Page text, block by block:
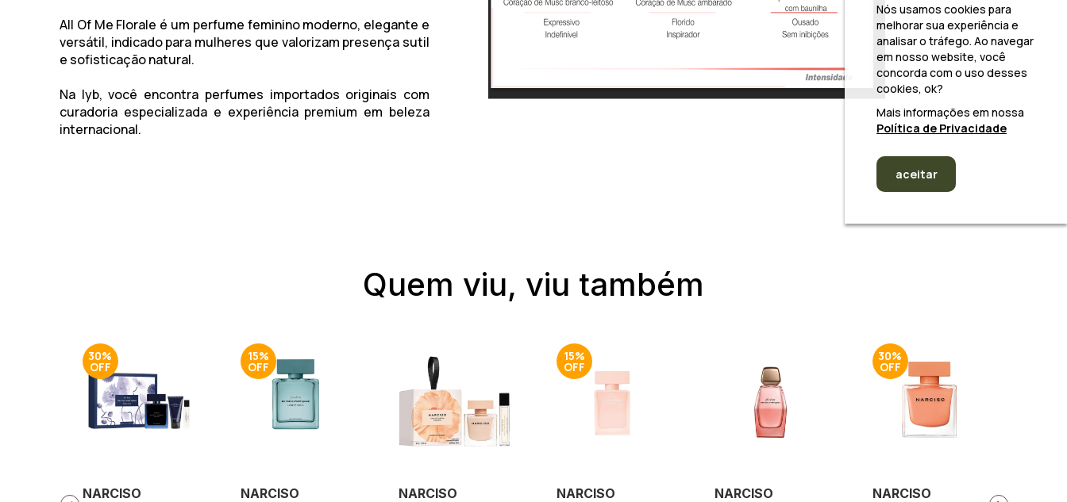
All Of Me Florale é um perfume feminino moderno, elegante e
versátil, indicado para mulheres que valorizam presença sutil
e sofisticação natural.
Na lyb, você encontra perfumes importados originais com
curadoria especializada e experiência premium em beleza
internacional.
Quem viu, viu também
30%
NARCISO
15%
NARCISO
NARCISO
15%
NARCISO
NARCISO
30%
NARCISO
Nós usamos cookies para
melhorar sua experiência e
analisar o tráfego. Ao navegar
em nosso website, você
concorda com o uso desses
cookies, ok?
Mais informações em nossa
Política de Privacidade
aceitar